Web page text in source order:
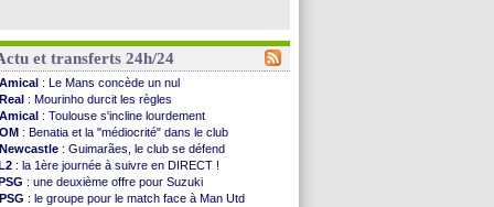
et transferts 24h/24
Amical : Le Mans concède un nul
Real : Mourinho durcit les règles
Amical : Toulouse s'incline lourdement
OM : Benatia et la "médiocrité" dans le club
Newcastle : Guimarães, le club se défend
: la 1ère journée à suivre en DIRECT !
: une deuxième offre pour Suzuki
PSG : le groupe pour le match face à Man Utd